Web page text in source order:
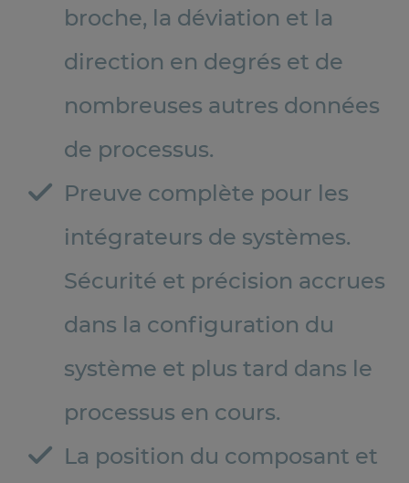
broche, la déviation et la
direction en degrés et de
nombreuses autres données
de processus.
Preuve complète pour les
intégrateurs de systèmes.
Sécurité et précision accrues
dans la configuration du
système et plus tard dans le
processus en cours.
La position du composant et